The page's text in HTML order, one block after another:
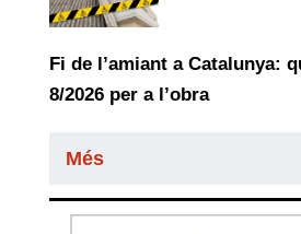
Fi de l’amiant a Catalunya:
8/2026 per a l’obra
Més